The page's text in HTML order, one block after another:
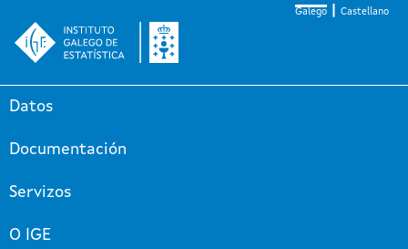
Galego Castellano
Datos
Documentación
Servizos
O IGE